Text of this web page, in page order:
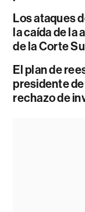
Los ataques
la caída de la
de la Corte
El plan de
presidente
rechazo de